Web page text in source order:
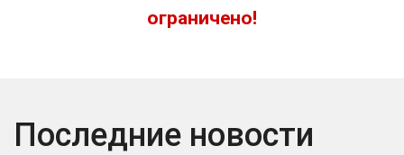
ограничено!
Последние новости